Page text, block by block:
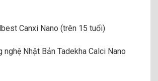
Canxi Nano (trên 15 tuổi)
nghệ Nhật Bản Tadekha Calci Nano